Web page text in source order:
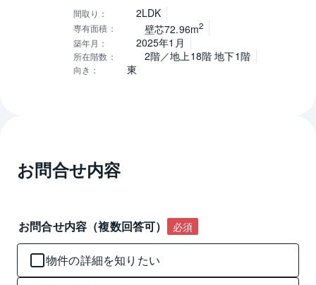
緩行線「飯田橋」駅 徒歩7分
間取り ： 2LDK
専有面積 ： 壁芯72.96m2
築年月 ： 2025年1月
所在階数 ： 2階／地上18階 地下1階
向き ： 東
お問合せ内容
お問合せ内容（複数回答可） 必須
物件の詳細を知りたい